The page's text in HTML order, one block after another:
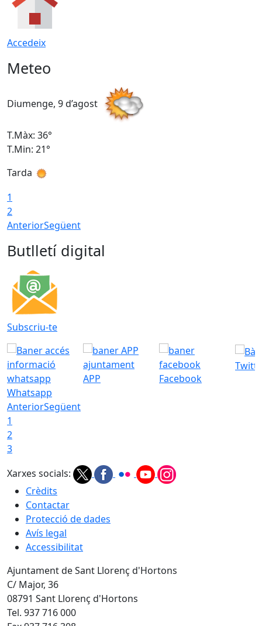
Accedeix
Meteo
Diumenge, 9 d’agost
T.Màx: 36°
T.Min: 21°
Tarda
1
2
AnteriorSegüent
Butlletí digital
Subscriu-te
Whatsapp
APP Facebook
AnteriorSegüent
1
2
3
Xarxes socials:
Crèdits
Contactar
Protecció de dades
Avís legal
Accessibilitat
Ajuntament de Sant Llorenç d'Hortons
C/ Major, 36
08791 Sant Llorenç d'Hortons
Tel. 937 716 000